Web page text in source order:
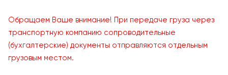
Обращаем Ваше внимание! При передаче груза через
транспортную компанию сопроводительные
(бухгалтерские) документы отправляются отдельным
грузовым местом.